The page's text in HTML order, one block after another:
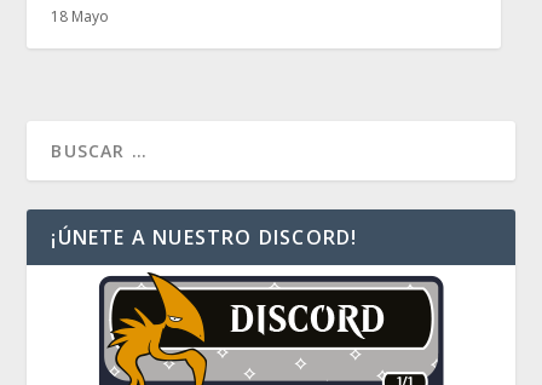
18 Mayo
¡ÚNETE A NUESTRO DISCORD!